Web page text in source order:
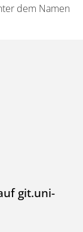
dem Namen
git.uni-